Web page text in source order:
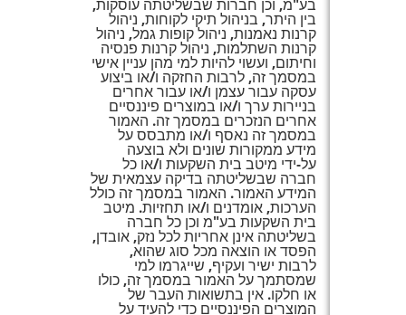
בע"מ, וכן חברות שבשליטתה עוסקות,
בין היתר, בניהול תיקי לקוחות, ניהול
קרנות נאמנות, ניהול קופות גמל, ניהול
קרנות השתלמות, ניהול קרנות פנסיה
וחיתום, ועשוי להיות למי מהן עניין אישי
במסמך זה, לרבות החזקה ו/או ביצוע
עסקה עבור עצמן ו/או עבור אחרים
בניירות ערך ו/או במוצרים פיננסיים
אחרים הנזכרים במסמך זה. האמור
במסמך זה נאסף ו/או מתבסס על
מידע ממקורות שונים ולא בוצעה
על-ידי מיטב בית השקעות ו/או כל
חברה שבשליטתה בדיקה עצמאית של
המידע האמור. האמור במסמך זה כולל
הערכות, אומדנים ו/או תחזיות. מיטב
בית השקעות בע"מ וכן כל חברה
בשליטתה אינן אחריות לכל נזק, אובדן,
הפסד או הוצאה מכל סוג שהוא,
לרבות ישיר ועקיף, שייגרמו למי
שמסתמך על האמור במסמך זה, כולו
או חלקו. אין בתשואות העבר של
המוצרים הפיננסיים כדי להעיד על